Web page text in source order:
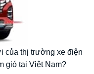
của thị trường xe điện
gió tại Việt Nam?